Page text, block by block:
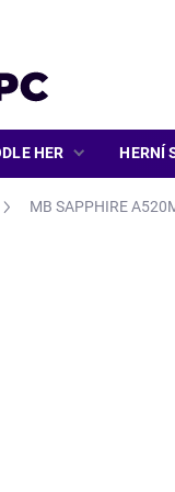
HER HERNÍ
MB SAPPHIRE